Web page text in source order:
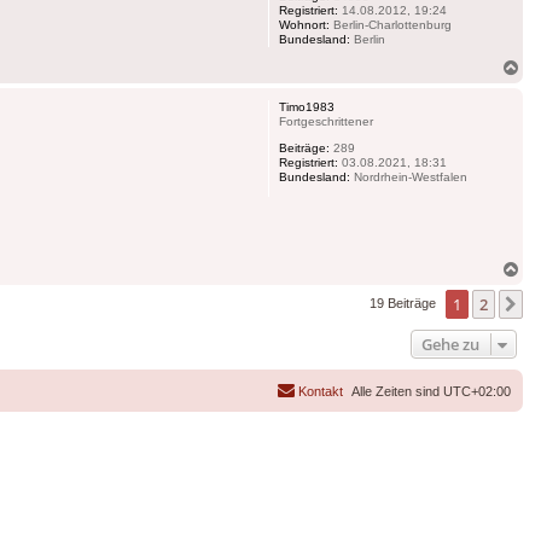
Registriert: 14.08.2012, 19:24
Wohnort: Berlin-Charlottenburg
Bundesland: Berlin
Timo1983
Fortgeschrittener
Beiträge: 289
Registriert: 03.08.2021, 18:31
Bundesland: Nordrhein-Westfalen
19 Beiträge 1 2
Gehe zu
Alle Zeiten sind UTC+02:00
Kontakt